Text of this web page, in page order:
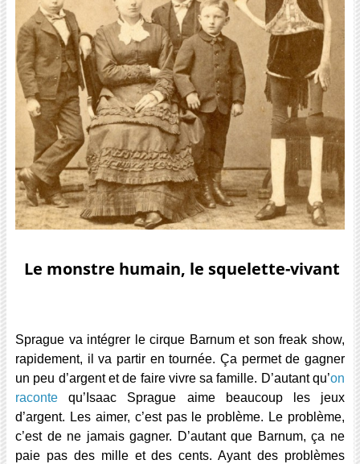
Le monstre humain, le squelette-vivant
Sprague va intégrer le cirque Barnum et son freak show,
rapidement, il va partir en tournée. Ça permet de gagner
un peu d’argent et de faire vivre sa famille. D’autant qu’on
racontequ’Isaac Sprague aime beaucoup les jeux
d’argent. Les aimer, c’est pas le problème. Le problème,
c’est de ne jamais gagner. D’autant que Barnum, ça ne
paie pas des mille et des cents. Ayant des problèmes